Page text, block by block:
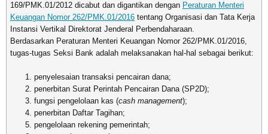
169/PMK.01/2012 dicabut dan digantikan dengan Peraturan Menteri
Keuangan Nomor 262/PMK.01/2016 tentang Organisasi dan Tata Kerja
Instansi Vertikal Direktorat Jenderal Perbendaharaan.
Berdasarkan Peraturan Menteri Keuangan Nomor 262/PMK.01/2016,
tugas-tugas Seksi Bank adalah melaksanakan hal-hal sebagai berikut:
penyelesaian transaksi pencairan dana;
penerbitan Surat Perintah Pencairan Dana (SP2D);
fungsi pengelolaan kas (cash management);
penerbitan Daftar Tagihan;
pengelolaan rekening pemerintah;